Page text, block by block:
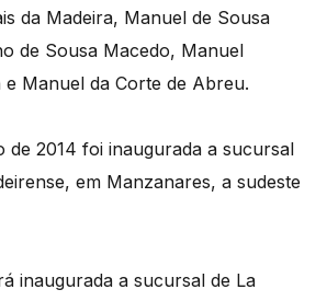
da Madeira, Manuel de Sousa
de Sousa Macedo, Manuel
e Manuel da Corte de Abreu.
de 2014 foi inaugurada a sucursal
em Manzanares, a sudeste
inaugurada a sucursal de La